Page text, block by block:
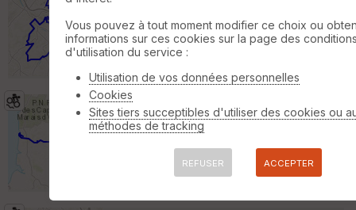
44 km 400 m
tracé chtibiketour 2019 La partie au nord de
la rocade minière est sans grand intérêt à
Raid Artois Opale 2018 Ruitz
VTT 136 km
Raid Artois Opale 2018 VTT Super parcours
de 135 km, valonné, sur chemins à 90% et
avec de superbes points de vue. A faire !!! »
Vous pouvez à tout moment modifier ce choix ou
informations sur ces cookies sur la page des
d'utilisation du service :
Utilisation de vos données personnelles
Cookies
Sites tiers succeptibles d'utiliser des cookies ou
méthodes de tracking
REFUSER ACCEPTER